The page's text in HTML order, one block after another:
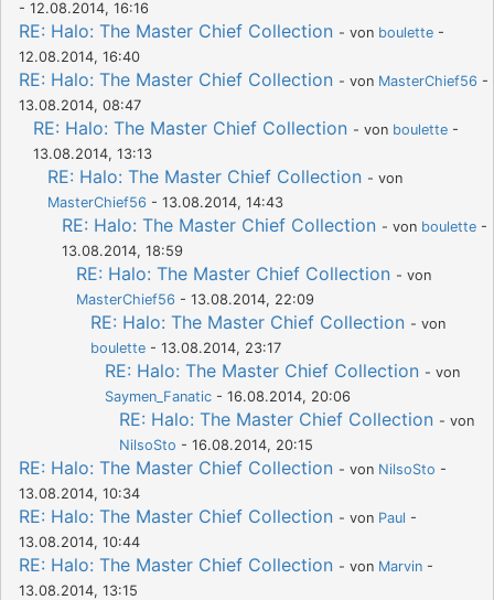
- 12.08.2014, 16:16
RE: Halo: The Master Chief Collection - von boulette -
12.08.2014, 16:40
RE: Halo: The Master Chief Collection - von MasterChief56 -
13.08.2014, 08:47
RE: Halo: The Master Chief Collection - von boulette -
13.08.2014, 13:13
RE: Halo: The Master Chief Collection - von
MasterChief56 - 13.08.2014, 14:43
RE: Halo: The Master Chief Collection - von boulette -
13.08.2014, 18:59
RE: Halo: The Master Chief Collection - von
MasterChief56 - 13.08.2014, 22:09
RE: Halo: The Master Chief Collection - von
boulette - 13.08.2014, 23:17
RE: Halo: The Master Chief Collection - von
Saymen_Fanatic - 16.08.2014, 20:06
RE: Halo: The Master Chief Collection - von
NilsoSto - 16.08.2014, 20:15
RE: Halo: The Master Chief Collection - von NilsoSto -
13.08.2014, 10:34
RE: Halo: The Master Chief Collection - von Paul -
13.08.2014, 10:44
RE: Halo: The Master Chief Collection - von Marvin -
13.08.2014, 13:15